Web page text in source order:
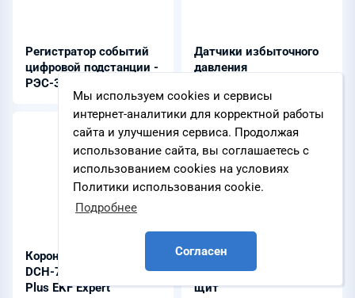
Мы используем cookies и сервисы
интернет-аналитики для корректной работы
сайта и улучшения сервиса. Продолжая
использование сайта, вы соглашаетесь с
использованием cookies на условиях
Политики использования cookie.
Подробнее
Согласен
Регистратор событий
цифровой подстанции -
РЭС-3-61850
Датчики избыточного
давления
исполнения
Коронка алмазная -
DCH-72 Laser M16 SDS-
Plus EKF Expert
Главный
распределительный
щит